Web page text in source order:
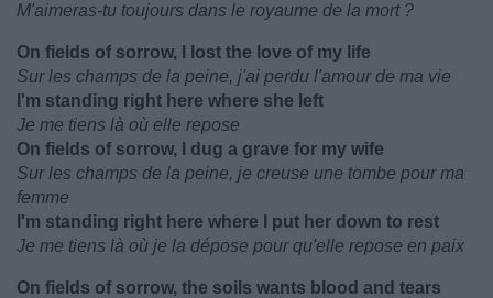
M'aimeras-tu toujours dans le royaume de la mort ?
On fields of sorrow, I lost the love of my life
Sur les champs de la peine, j'ai perdu l'amour de ma vie
I'm standing right here where she left
Je me tiens là où elle repose
On fields of sorrow, I dug a grave for my wife
Sur les champs de la peine, je creuse une tombe pour ma
femme
I'm standing right here where I put her down to rest
Je me tiens là où je la dépose pour qu'elle repose en paix
On fields of sorrow, the soils wants blood and tears